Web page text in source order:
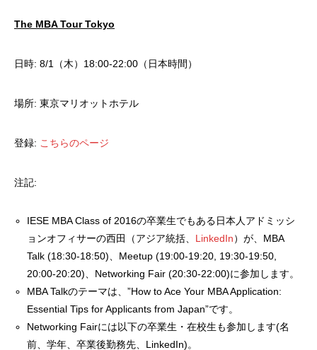
The MBA Tour Tokyo
日時: 8/1（木）18:00-22:00（日本時間）
場所: 東京マリオットホテル
登録: こちらのページ
注記:
IESE MBA Class of 2016の卒業生でもある日本人アドミッシ
ョンオフィサーの西田（アジア統括、 LinkedIn）が、MBA
Talk (18:30-18:50)、Meetup (19:00-19:20, 19:30-19:50,
20:00-20:20)、Networking Fair (20:30-22:00)に参加します。
MBA Talkのテーマは、”How to Ace Your MBA Application:
Essential Tips for Applicants from Japan”です。
Networking Fairには以下の卒業生・在校生も参加します(名
前、学年、卒業後勤務先、LinkedIn)。